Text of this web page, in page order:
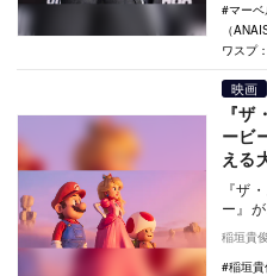
マーベ
（
ワスプ
映画
『
ービ
える
『ザ
ー』
映画
稲垣貴俊
稲垣貴